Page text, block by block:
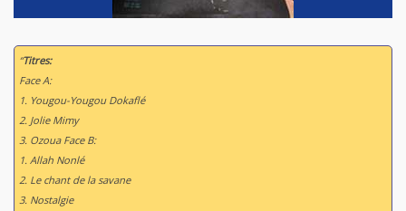
“Titres:
Face A:
1. Yougou-Yougou Dokaflé
2. Jolie Mimy
3. Ozoua Face B:
1. Allah Nonlé
2. Le chant de la savane
3. Nostalgie